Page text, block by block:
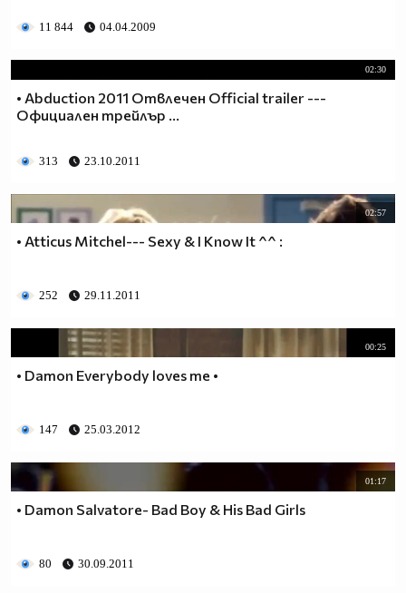
11 844 04.04.2009
02:30
• Abduction 2011 Отвлечен Official trailer ---
Официален трейлър ...
313 23.10.2011
02:57
• Atticus Mitchel--- Sexy & I Know It ^^ :
252 29.11.2011
00:25
• Damon Everybody loves me •
147 25.03.2012
01:17
• Damon Salvatore- Bad Boy & His Bad Girls
80 30.09.2011